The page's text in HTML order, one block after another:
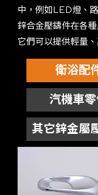
中，例如LED燈、
鋅合⾦壓鑄件在各
它們可以提供輕量
衛浴配
汽機車
其它鋅金屬